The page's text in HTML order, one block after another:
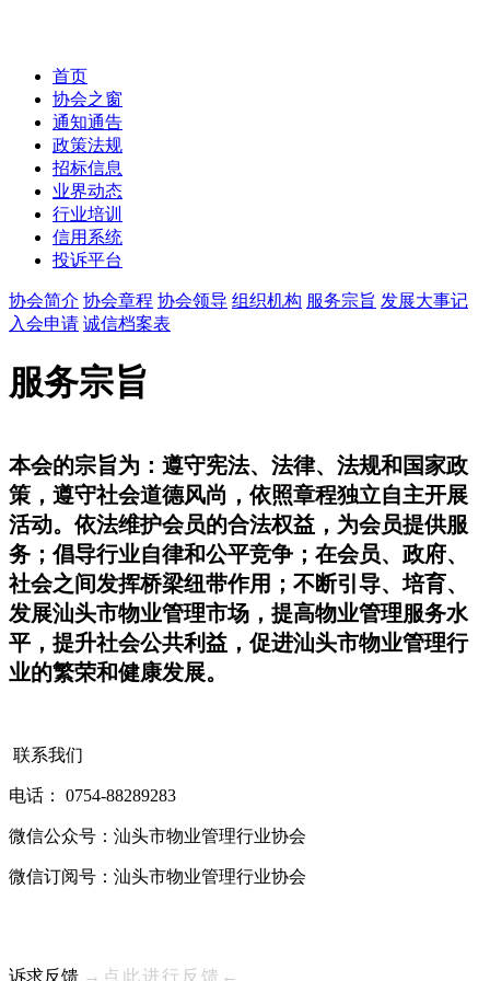
首页
协会之窗
通知通告
政策法规
招标信息
业界动态
行业培训
信用系统
投诉平台
协会简介 协会章程 协会领导 组织机构 服务宗旨 发展大事记
入会申请 诚信档案表
服务宗旨
本会的宗旨为：遵守宪法、法律、法规和国家政
策，遵守社会道德风尚，依照章程独立自主开展
活动。依法维护会员的合法权益，为会员提供服
务；倡导行业自律和公平竞争；在会员、政府、
社会之间发挥桥梁纽带作用；不断引导、培育、
发展汕头市物业管理市场，提高物业管理服务水
平，提升社会公共利益，促进汕头市物业管理行
业的繁荣和健康发展。
联系我们
电话： 0754-88289283
微信公众号：汕头市物业管理行业协会
微信订阅号：汕头市物业管理行业协会
诉求反馈 →点此进行反馈←